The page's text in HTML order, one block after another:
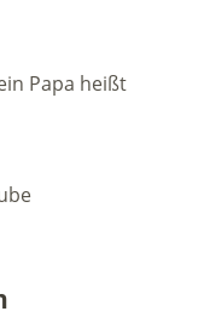
Papa heißt